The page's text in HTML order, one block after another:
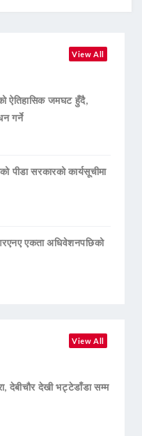
View All
ऐतिहासिक जमघट हुँदै,
गर्ने
पीडा सरकारको कार्यसूचीमा
एकता अधिवेशनपछिको
View All
देबीचौर देखी भट्टेडाँडा सम्म